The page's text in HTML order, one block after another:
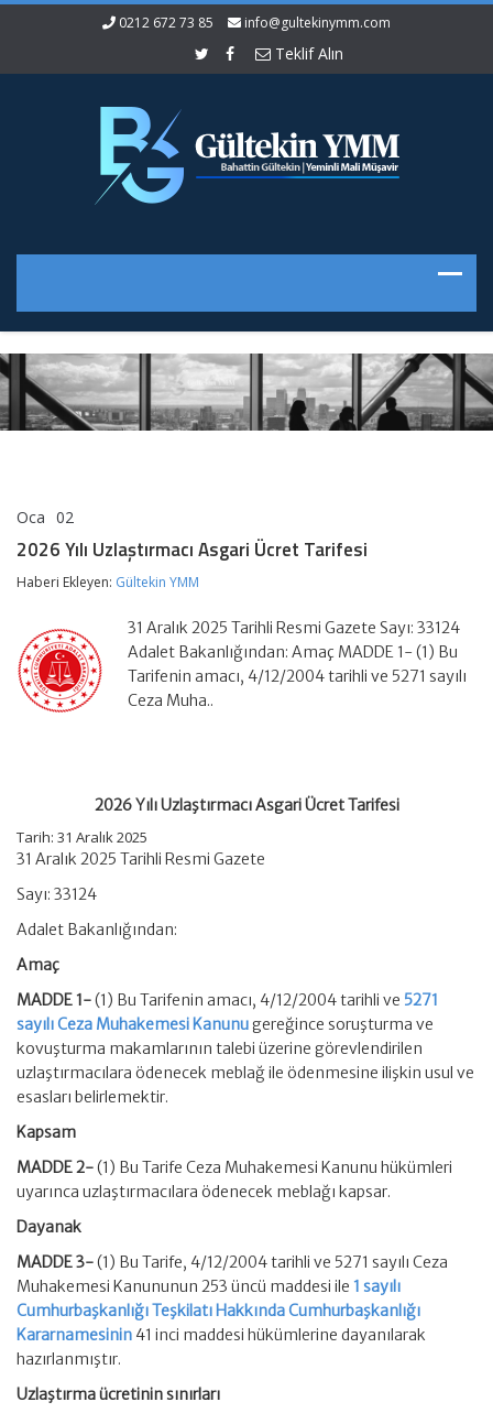
0212 672 73 85 info@gultekinymm.com
Teklif Alın
Oca 02
Uzlaştırmacı
Asgari
Ücret
2026 Yılı Uzlaştırmacı Asgari Ücret Tarifesi
Haberi Ekleyen: Gültekin YMM
31 Aralık 2025 Tarihli Resmi Gazete Sayı: 33124
Adalet Bakanlığından: Amaç MADDE 1- (1) Bu
Tarifenin amacı, 4/12/2004 tarihli ve 5271 sayılı
Ceza Muha..
2026 Yılı Uzlaştırmacı Asgari Ücret Tarifesi
Tarih: 31 Aralık 2025
31 Aralık 2025 Tarihli Resmi Gazete
Sayı: 33124
Adalet Bakanlığından:
Amaç
MADDE 1-(1) Bu Tarifenin amacı, 4/12/2004 tarihli ve 5271
sayılı Ceza Muhakemesi Kanunugereğince soruşturma ve
kovuşturma makamlarının talebi üzerine görevlendirilen
uzlaştırmacılara ödenecek meblağ ile ödenmesine ilişkin usul ve
esasları belirlemektir.
Kapsam
MADDE 2-(1) Bu Tarife Ceza Muhakemesi Kanunu hükümleri
uyarınca uzlaştırmacılara ödenecek meblağı kapsar.
Dayanak
MADDE 3-(1) Bu Tarife, 4/12/2004 tarihli ve 5271 sayılı Ceza
Muhakemesi Kanununun 253 üncü maddesi ile 1 sayılı
Cumhurbaşkanlığı Teşkilatı Hakkında Cumhurbaşkanlığı
Kararnamesinin 41 inci maddesi hükümlerine dayanılarak
hazırlanmıştır.
Uzlaştırma ücretinin sınırları